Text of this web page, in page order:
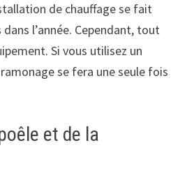
de chauffage se fait
l’année. Cependant, tout
Si vous utilisez un
se fera une seule fois
et de la